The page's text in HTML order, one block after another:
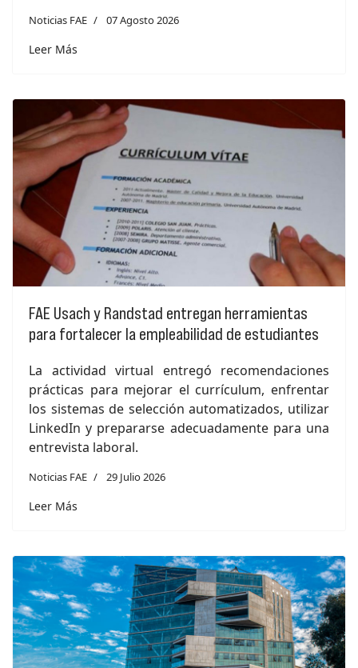
Noticias FAE 07 Agosto 2026
Leer Más
FAE Usach y Randstad entregan herramientas
para fortalecer la empleabilidad de estudiantes
La actividad virtual entregó recomendaciones
prácticas para mejorar el currículum, enfrentar
los sistemas de selección automatizados, utilizar
LinkedIn y prepararse adecuadamente para una
entrevista laboral.
Noticias FAE 29 Julio 2026
Leer Más